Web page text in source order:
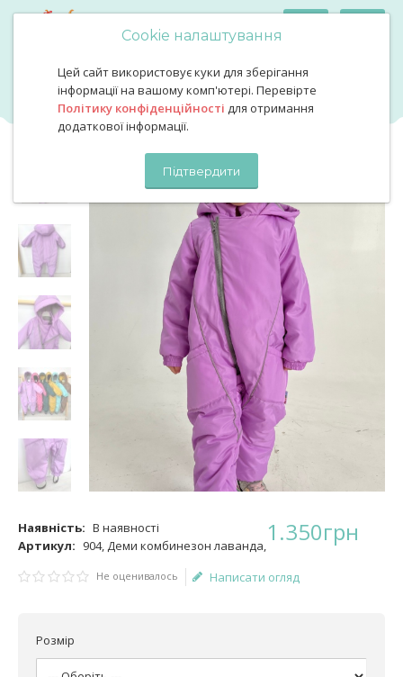
Cookie налаштування
Цей сайт використовує куки для зберігання
інформації на вашому комп'ютері. Перевірте
Політику конфіденційності для отримання
додаткової інформації.
Підтвердити
Демі комбінезон лаванда
Демі комбінезон лаванда
Наявність: В наявності
Артикул: 904, Деми комбинезон лаванда,1.350грн
Не оценивалось Написати огляд
Розмір